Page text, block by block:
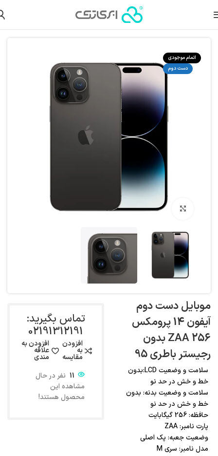
گوشی آیفون دست دوم
اتمام موجودی
دست دوم
بزرگنمایی تصویر
موبایل دست دوم
آیفون 14 پرومکس
256 ZAA بدون
رجیستر باطری 95
سلامت و وضعیت LCD:بدون
خط و خش در حد نو
سلامت و وضعیت بدنه: بدون
خط و خش در حد نو
حافظه: 256 گیگابایت
پارت نامبر: ZAA
وضعیت جعبه: پک اصلی
مدل نامبر: سری M
تماس بگیرید:
02191312191
افزودن
به
مقایسه
افزودن به
علاقه
مندی
11 نفر در حال
مشاهده این
محصول هستند!